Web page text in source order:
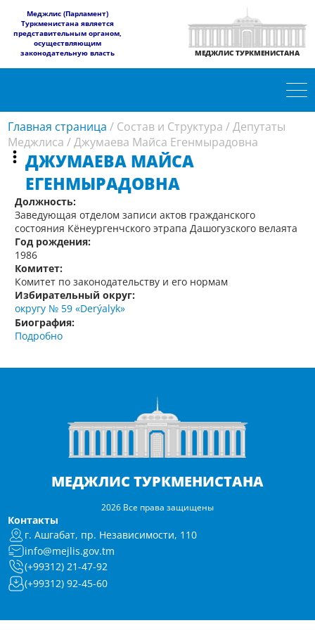
​Меджлис (Парламент)
Туркменистана является
представительным органом,
осуществляющим
законодательную власть
МЕДЖЛИС ТУРКМЕНИСТАНА
Главная страница / Состав и Структура /Депутаты
Меджлиса /Джумаева Майса Егенмырадовна
ДЖУМАЕВА МАЙСА
ЕГЕНМЫРАДОВНА
Должность:
Заведующая отделом записи актов гражданского
состояния Кёнеургенчского этрапа Дашогузского велаята
Год рождения:
1986
Комитет:
Комитет по законодательству и его нормам
Избирательный округ:
округу № 59 «Derýalyk»
Биография:
Подробно
МЕДЖЛИС ТУРКМЕНИСТАНА
2026 Все права защищены
Контакты
г. Ашгабат, пр. Независимости, 110
info@mejlis.gov.tm
(+99312) 21-47-92
(+99312) 92-45-60